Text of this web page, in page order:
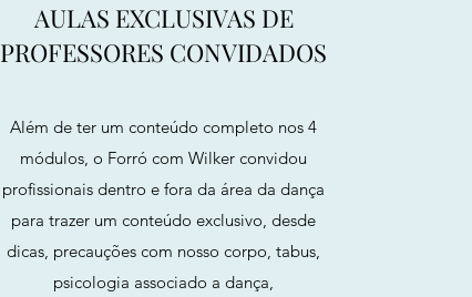
AULAS EXCLUSIVAS DE
PROFESSORES CONVIDADOS
Além de ter um conteúdo completo nos 4
módulos, o Forró com Wilker convidou
profissionais dentro e fora da área da dança
para trazer um conteúdo exclusivo, desde
dicas, precauções com nosso corpo, tabus,
psicologia associado a dança,